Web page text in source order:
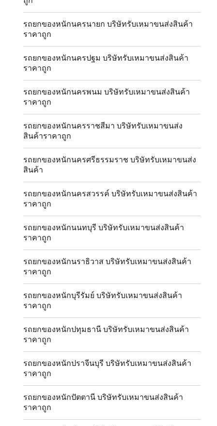
รถยกของหนักนครนายก บริษัทรับเหมาขนส่งสินค้า
ราคาถูก
รถยกของหนักนครปฐม บริษัทรับเหมาขนส่งสินค้า
ราคาถูก
รถยกของหนักนครพนม บริษัทรับเหมาขนส่งสินค้า
ราคาถูก
รถยกของหนักนครราชสีมา บริษัทรับเหมาขนส่ง
สินค้าราคาถูก
รถยกของหนักนครศรีธรรมราช บริษัทรับเหมาขนส่ง
สินค้า
รถยกของหนักนครสวรรค์ บริษัทรับเหมาขนส่งสินค้า
ราคาถูก
รถยกของหนักนนทบุรี บริษัทรับเหมาขนส่งสินค้า
ราคาถูก
รถยกของหนักนราธิวาส บริษัทรับเหมาขนส่งสินค้า
ราคาถูก
รถยกของหนักบุรีรัมย์ บริษัทรับเหมาขนส่งสินค้า
ราคาถูก
รถยกของหนักปทุมธานี บริษัทรับเหมาขนส่งสินค้า
ราคาถูก
รถยกของหนักปราจีนบุรี บริษัทรับเหมาขนส่งสินค้า
ราคาถูก
รถยกของหนักปัตตานี บริษัทรับเหมาขนส่งสินค้า
ราคาถูก